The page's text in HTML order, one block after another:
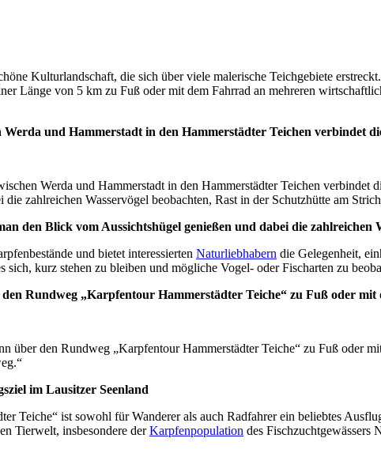
Kulturlandschaft, die sich über viele malerische Teichgebiete
Länge von 5 km zu Fuß oder mit dem Fahrrad an mehreren
und Hammerstadt in den Hammerstädter Teichen verbindet
Werda und Hammerstadt in den Hammerstädter Teichen
die zahlreichen Wasservögel beobachten, Rast in der Schutzhütte am
den Blick vom Aussichtshügel genießen und dabei die zahlreichen
und bietet interessierten Naturliebhabern die Gelegenheit,
kurz stehen zu bleiben und mögliche Vogel- oder Fischarten zu
Rundweg „Karpfentour Hammerstädter Teiche“ zu Fuß oder
über den Rundweg „Karpfentour Hammerstädter Teiche“ zu Fuß oder
im Lausitzer Seenland
Teiche“ ist sowohl für Wanderer als auch Radfahrer ein beliebtes
Tierwelt, insbesondere derKarpfenpopulation des Fischzuchtgewässers